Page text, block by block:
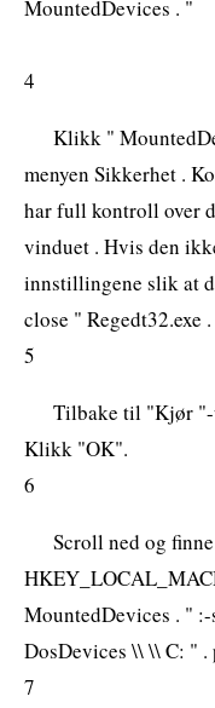
MountedDevices . "
4
Klikk "
menyen Sikkerhet .
har full kontroll over
vinduet . Hvis den
innstillingene slik at
close " Regedt32.exe
5
Tilbake til "Kjør "-
Klikk "OK".
6
Scroll ned og
MountedDevices . "
DosDevices \\ \\ C: "
7